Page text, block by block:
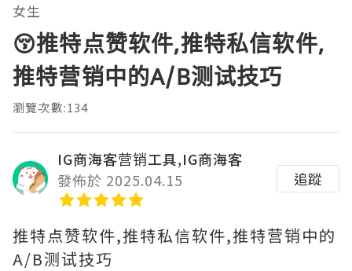
女生
😚推特点赞软件,推特私信软件,
推特营销中的A/B测试技巧
瀏覽次數:134
IG商海客营销工具,IG商海客
發佈於 2025.04.15
追蹤
推特点赞软件,推特私信软件,推特营销中的
A/B测试技巧